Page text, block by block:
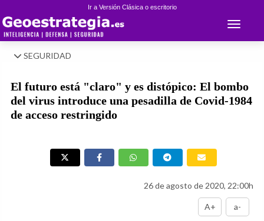
Ir a Versión Clásica o escritorio
Toggle
SEGURIDAD
El futuro está "claro" y es distópico: El bombo
del virus introduce una pesadilla de Covid-1984
de acceso restringido
26 de agosto de 2020, 22:00h
A+ a-